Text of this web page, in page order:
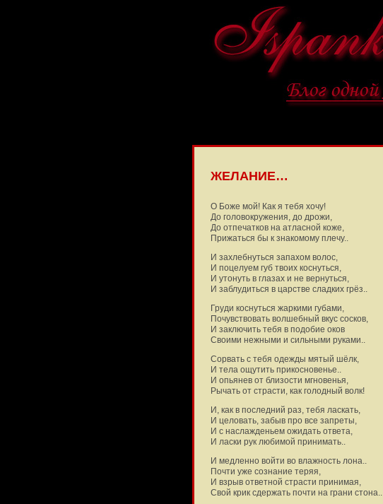
ЖЕЛАНИЕ…
О Боже мой! Как я тебя хочу!
До головокружения, до дрожи,
До отпечатков на атласной коже,
Прижаться бы к знакомому плечу..
И захлебнуться запахом волос,
И поцелуем губ твоих коснуться,
И утонуть в глазах и не вернуться,
И заблудиться в царстве сладких грёз..
Груди коснуться жаркими губами,
Почувствовать волшебный вкус сосков,
И заключить тебя в подобие оков
Своими нежными и сильными руками..
Сорвать с тебя одежды мятый шёлк,
И тела ощутить прикосновенье..
И опьянев от близости мгновенья,
Рычать от страсти, как голодный волк!
И, как в последний раз, тебя ласкать,
И целовать, забыв про все запреты,
И с наслажденьем ожидать ответа,
И ласки рук любимой принимать..
И медленно войти во влажность лона..
Почти уже сознание теряя,
И взрыв ответной страсти принимая,
Свой крик сдержать почти на грани стона..